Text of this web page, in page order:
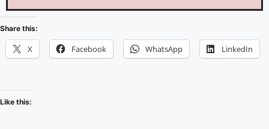
Share this:
X Facebook WhatsApp LinkedIn
Like this: